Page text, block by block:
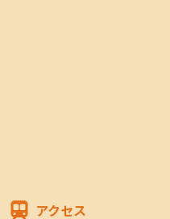
アクセス